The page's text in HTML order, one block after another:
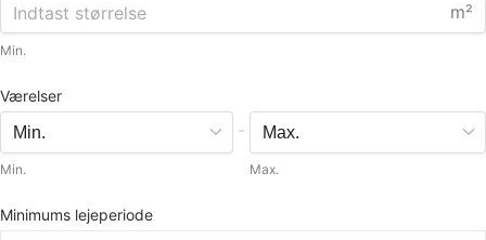
m²
Min.
Værelser
Min.
-
Max.
Minimums lejeperiode